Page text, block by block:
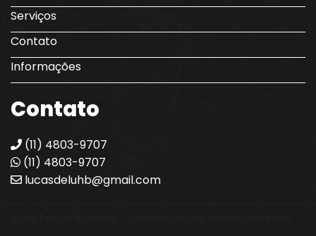
Serviços
Contato
Informações
Contato
(11) 4803-9707
(11) 4803-9707
lucasdeluhb@gmail.com